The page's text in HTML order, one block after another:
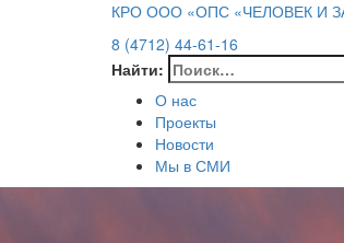
КРО ООО «ОПС «ЧЕЛОВЕК И
8 (4712) 44-61-16
Найти:
О нас
Проекты
Новости
Мы в СМИ